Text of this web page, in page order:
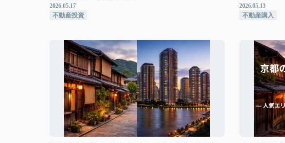
2026.05.17
不動産投資
2026.05.13
不動産購入